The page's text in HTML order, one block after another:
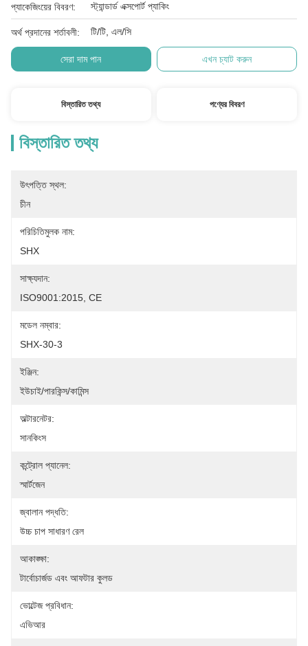
প্যাকেজিংয়ের বিবরণ: স্ট্যান্ডার্ড এক্সপোর্ট প্যাকিং
অর্থ প্রদানের শর্তাবলী: টি/টি, এল/সি
সেরা দাম পান এখন চ্যাট করুন
বিস্তারিত তথ্য পণ্যের বিবরণ
বিস্তারিত তথ্য
উৎপত্তি স্থল:
চীন
পরিচিতিমুলক নাম:
SHX
সাক্ষ্যদান:
ISO9001:2015, CE
মডেল নম্বার:
SHX-30-3
ইঞ্জিন:
ইউচাই/পারকিন্স/কামিন্স
অল্টারনেটর:
সানকিংস
কন্ট্রোল প্যানেল:
স্মার্টজেন
জ্বালান পদ্ধতি:
উচ্চ চাপ সাধারণ রেল
আকাঙ্ক্ষা:
টার্বোচার্জড এবং আফটার কুলড
ভোল্টেজ প্রবিধান:
এভিআর